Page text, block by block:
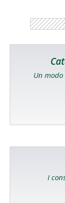
Un
I